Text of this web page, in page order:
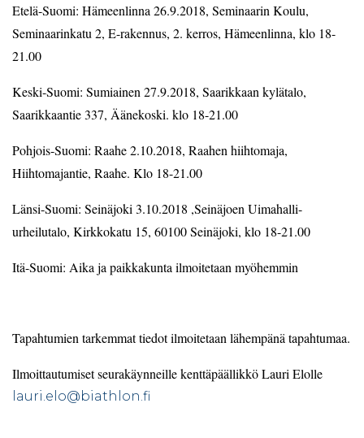
Etelä-Suomi: Hämeenlinna 26.9.2018, Seminaarin Koulu,
Seminaarinkatu 2, E-rakennus, 2. kerros, Hämeenlinna, klo 18-
21.00
Keski-Suomi: Sumiainen 27.9.2018, Saarikkaan kylätalo,
Saarikkaantie 337, Äänekoski. klo 18-21.00
Pohjois-Suomi: Raahe 2.10.2018, Raahen hiihtomaja,
Hiihtomajantie, Raahe. Klo 18-21.00
Länsi-Suomi: Seinäjoki 3.10.2018 ,Seinäjoen Uimahalli-
urheilutalo, Kirkkokatu 15, 60100 Seinäjoki, klo 18-21.00
Itä-Suomi: Aika ja paikkakunta ilmoitetaan myöhemmin
Tapahtumien tarkemmat tiedot ilmoitetaan lähempänä tapahtumaa.
Ilmoittautumiset seurakäynneille kenttäpäällikkö Lauri Elolle
lauri.elo@biathlon.fi